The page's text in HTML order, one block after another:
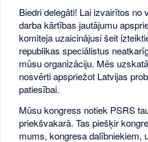
Biedri delegāti! Lai izvairītos no
darba kārtības jautājumu
komiteja uzaicinājusi šeit
republikas speciālistus
mūsu organizāciju. Mēs
nosvērti apspriežot Latvijas
patiesībai.
Mūsu kongress notiek PSRS
priekšvakarā. Tas piešķir
mums, kongresa dalībniekiem,